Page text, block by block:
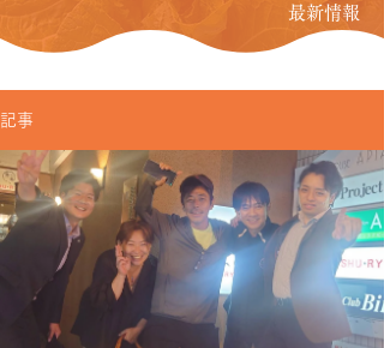
最新情報
記事